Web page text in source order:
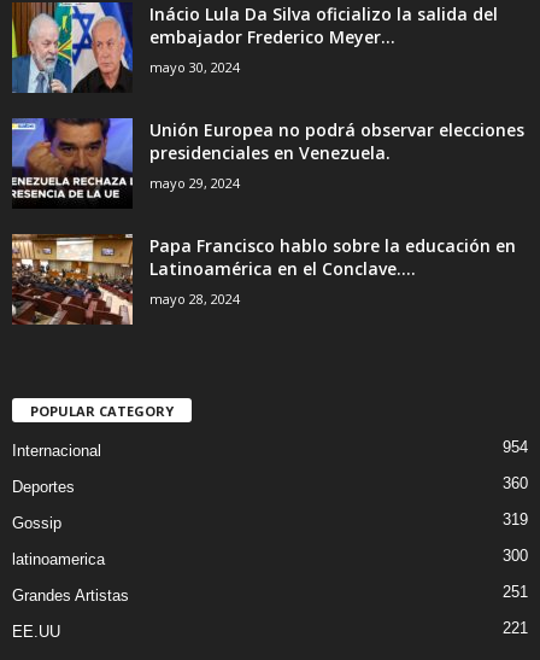
Inácio Lula Da Silva oficializo la salida del
embajador Frederico Meyer...
mayo 30, 2024
Unión Europea no podrá observar elecciones
presidenciales en Venezuela.
mayo 29, 2024
Papa Francisco hablo sobre la educación en
Latinoamérica en el Conclave....
mayo 28, 2024
POPULAR CATEGORY
Internacional 954
Deportes 360
Gossip 319
latinoamerica 300
Grandes Artistas 251
EE.UU 221